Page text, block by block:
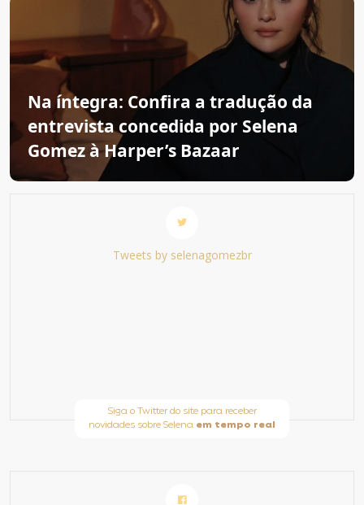
Na íntegra: Confira a tradução da
entrevista concedida por Selena
Gomez à Harper’s Bazaar
Tweets by selenagomezbr
Siga o Twitter do site para receber
novidades sobre Selena em tempo real